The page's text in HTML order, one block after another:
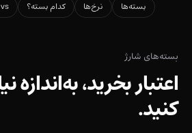
بسته‌ها
نرخ‌ها کدام بسته؟ vs اشتراک
بسته‌های شارژ
اعتبار بخرید،
کنید.